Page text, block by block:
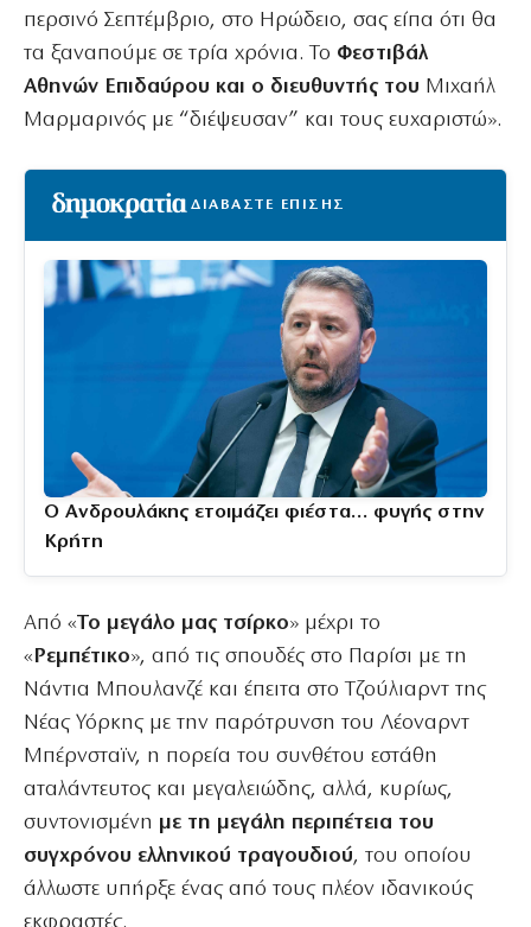
περσινό Σεπτέμβριο, στο Ηρώδειο, σας είπα ότι θα
τα ξαναπούμε σε τρία χρόνια. Το Φεστιβάλ
Αθηνών Επιδαύρου και ο διευθυντής του Μιχαήλ
Μαρμαρινός με “διέψευσαν” και τους ευχαριστώ».
ΔΙΑΒΑΣΤΕ ΕΠΙΣΗΣ
Ο Ανδρουλάκης ετοιμάζει φιέστα… φυγής στην
Κρήτη
Από «Το μεγάλο μας τσίρκο» μέχρι το
«Ρεμπέτικο», από τις σπουδές στο Παρίσι με τη
Νάντια Μπουλανζέ και έπειτα στο Τζούλιαρντ της
Νέας Υόρκης με την παρότρυνση του Λέοναρντ
Μπέρνσταϊν, η πορεία του συνθέτου εστάθη
αταλάντευτος και μεγαλειώδης, αλλά, κυρίως,
συντονισμένη με τη μεγάλη περιπέτεια του
συγχρόνου ελληνικού τραγουδιού, του οποίου
άλλωστε υπήρξε ένας από τους πλέον ιδανικούς